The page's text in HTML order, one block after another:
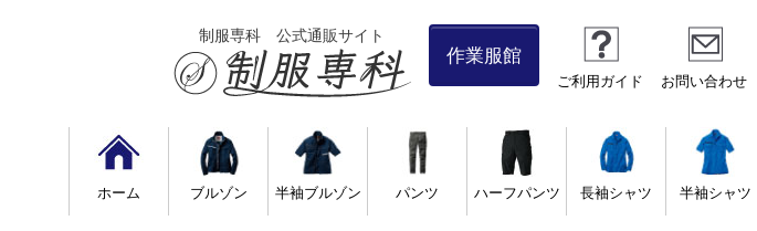
制服専科 公式通販サイト
作業服館
ご利用ガイド お問い合わせ
ホーム ブルゾン 半袖ブルゾン パンツ ハーフパンツ 長袖シャツ 半袖シャツ